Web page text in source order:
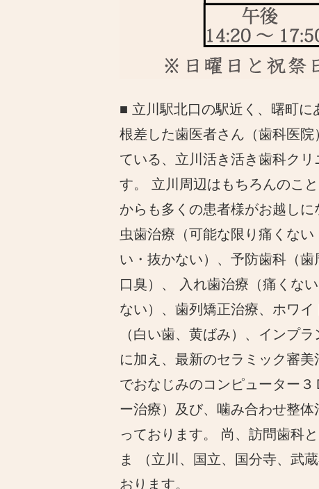
■ 立川駅北口の駅近く、曙町に
根差した歯医者さん（歯科医院
ている、立川活き活き歯科クリ
す。 立川周辺はもちろんのこ
からも多くの患者様がお越しに
虫歯治療（可能な限り痛くない
い・抜かない）、予防歯科（歯
口臭）、 入れ歯治療（痛くな
ない）、歯列矯正治療、ホワイ
（白い歯、黄ばみ）、インプラ
に加え、最新のセラミック審美
でおなじみのコンピューター３
ー治療）及び、噛み合わせ整体
っております。 尚、訪問歯科
ま （立川、国立、国分寺、武
おります。